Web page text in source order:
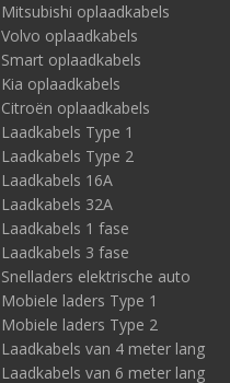
Mitsubishi oplaadkabels
Volvo oplaadkabels
Smart oplaadkabels
Kia oplaadkabels
Citroën oplaadkabels
Laadkabels Type 1
Laadkabels Type 2
Laadkabels 16A
Laadkabels 32A
Laadkabels 1 fase
Laadkabels 3 fase
Snelladers elektrische auto
Mobiele laders Type 1
Mobiele laders Type 2
Laadkabels van 4 meter lang
Laadkabels van 6 meter lang